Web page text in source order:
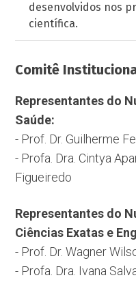
desenvolvidos nos
científica.
Comitê
Representantes do
Saúde:
- Prof. Dr. Guilherme
- Profa. Dra. Cintya
Figueiredo
Representantes do
Ciências Exatas e
- Prof. Dr. Wagner
- Profa. Dra. Ivana